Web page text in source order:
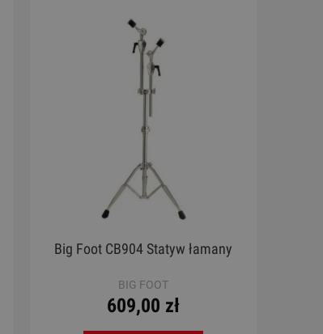
Big Foot CB904 Statyw łamany
BIG FOOT
609,00 zł